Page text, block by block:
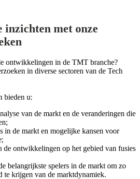
inzichten met onze
ontwikkelingen in de TMT branche?
in diverse sectoren van de Tech
bieden u:
van de markt en de veranderingen die
in de markt en mogelijke kansen voor
de ontwikkelingen op het gebied van fusies
belangrijkste spelers in de markt om zo
te krijgen van de marktdynamiek.